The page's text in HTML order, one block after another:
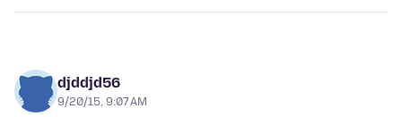
djddjd56
9/20/15, 9:07 AM